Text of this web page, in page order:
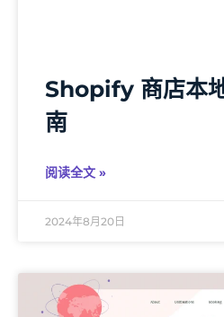
Shopify 商店本
南
阅读全文 »
2024年8月20日